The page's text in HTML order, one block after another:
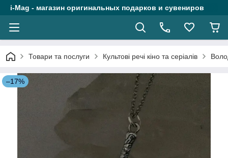
i-Mag - магазин оригинальных подарков и сувениров
Товари та послуги Культові речі кіно та серіалів
–17%